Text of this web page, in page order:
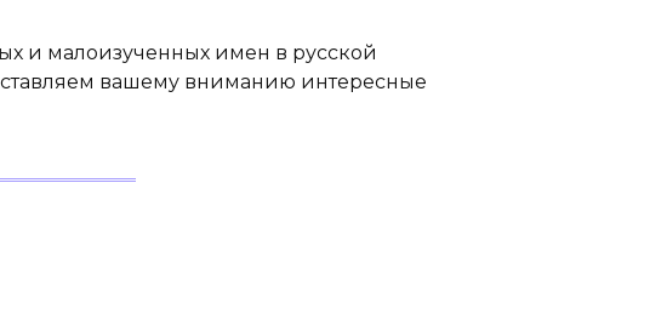
и малоизученных имен в русской
вашему вниманию интересные